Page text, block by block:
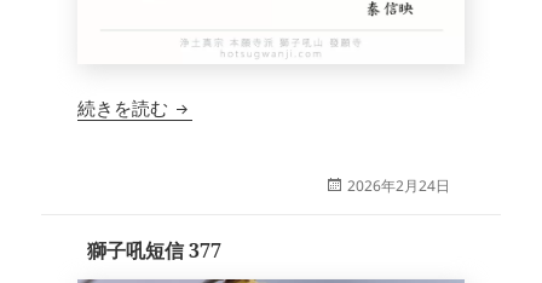
続きを読む 獅子吼短信 378
投
2026年2月24日
獅子吼短信 377